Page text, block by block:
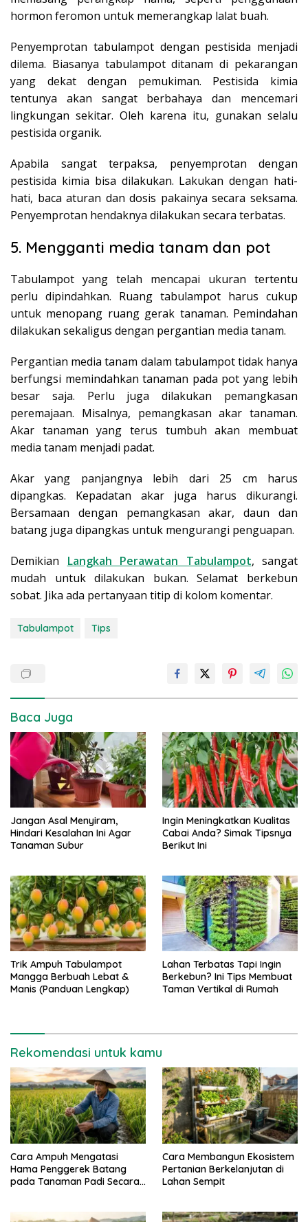
hormon feromon untuk memerangkap lalat buah.
Penyemprotan tabulampot dengan pestisida menjadi
dilema. Biasanya tabulampot ditanam di pekarangan
yang dekat dengan pemukiman. Pestisida kimia
tentunya akan sangat berbahaya dan mencemari
lingkungan sekitar. Oleh karena itu, gunakan selalu
pestisida organik.
Apabila sangat terpaksa, penyemprotan dengan
pestisida kimia bisa dilakukan. Lakukan dengan hati-
hati, baca aturan dan dosis pakainya secara seksama.
Penyemprotan hendaknya dilakukan secara terbatas.
5. Mengganti media tanam dan pot
Tabulampot yang telah mencapai ukuran tertentu
perlu dipindahkan. Ruang tabulampot harus cukup
untuk menopang ruang gerak tanaman. Pemindahan
dilakukan sekaligus dengan pergantian media tanam.
Pergantian media tanam dalam tabulampot tidak hanya
berfungsi memindahkan tanaman pada pot yang lebih
besar saja. Perlu juga dilakukan pemangkasan
peremajaan. Misalnya, pemangkasan akar tanaman.
Akar tanaman yang terus tumbuh akan membuat
media tanam menjadi padat.
Akar yang panjangnya lebih dari 25 cm harus
dipangkas. Kepadatan akar juga harus dikurangi.
Bersamaan dengan pemangkasan akar, daun dan
batang juga dipangkas untuk mengurangi penguapan.
Demikian Langkah Perawatan Tabulampot, sangat
mudah untuk dilakukan bukan. Selamat berkebun
sobat. Jika ada pertanyaan titip di kolom komentar.
Tabulampot Tips
Baca Juga
Jangan Asal Menyiram,
Hindari Kesalahan Ini Agar
Tanaman Subur
Ingin Meningkatkan Kualitas
Cabai Anda? Simak Tipsnya
Berikut Ini
Trik Ampuh Tabulampot
Mangga Berbuah Lebat &
Manis (Panduan Lengkap)
Lahan Terbatas Tapi Ingin
Berkebun? Ini Tips Membuat
Taman Vertikal di Rumah
Rekomendasi untuk kamu
Cara Ampuh Mengatasi
Hama Penggerek Batang
pada Tanaman Padi Secara
Cara Membangun Ekosistem
Pertanian Berkelanjutan di
Lahan Sempit